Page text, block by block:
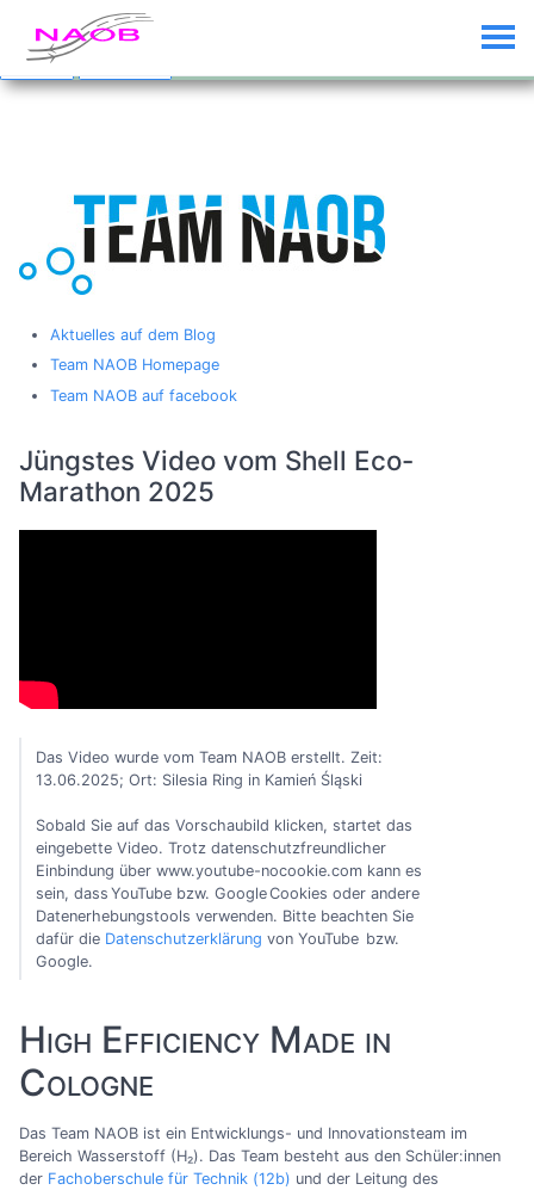
Custom Text added by the
remove)
Dismiss
Aktuelles auf dem Blog
Team NAOB Homepage
Team NAOB auf facebook
Jüngstes Video vom Shell Eco-
Marathon 2025
Das Video wurde vom Team NAOB erstellt. Zeit:
13.06.2025; Ort: Silesia Ring in Kamień Śląski
Sobald Sie auf das Vorschaubild klicken, startet das
eingebette Video. Trotz datenschutzfreundlicher
Einbindung über www.youtube-nocookie.com kann es
sein, dass YouTube bzw. Google Cookies oder andere
Datenerhebungstools verwenden. Bitte beachten Sie
dafür die Datenschutzerklärung von YouTube bzw.
Google.
High Efficiency Made in
Cologne
Das Team NAOB ist ein Entwicklungs- und Innovationsteam im
Bereich Wasserstoff (H₂). Das Team besteht aus den Schüler:innen
der Fachoberschule für Technik (12b) und der Leitung des